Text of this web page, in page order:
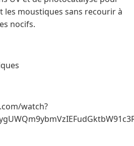
les moustiques sans recourir à
nocifs.
watch?